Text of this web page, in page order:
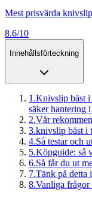
Mest prisvärda knivslip
8.6/10
Innehållsförteckning
1 .Knivslip bäst i
säker hantering
2.Vår
3.knivslip bäst i
4.Så testar och
5.Köpguide: så
6.Så får du ut
7.Tänk på detta
8.Vanliga